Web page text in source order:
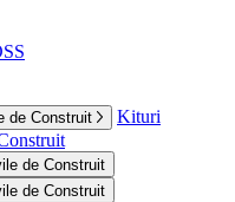
de Construit
Kituri
de Construit
de Construit